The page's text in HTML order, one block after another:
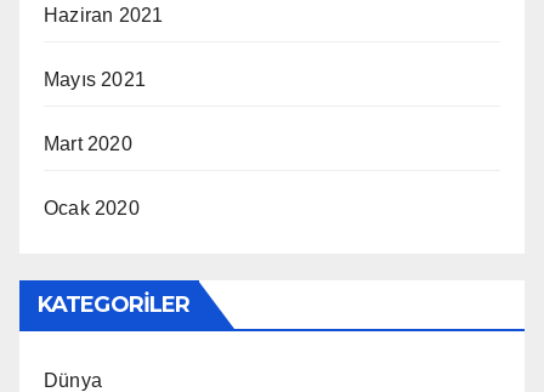
Haziran 2021
Mayıs 2021
Mart 2020
Ocak 2020
KATEGORILER
Dünya